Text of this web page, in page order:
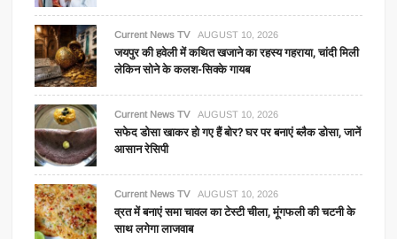
Current News TV AUGUST 10, 2026
जयपुर की हवेली में कथित खजाने का रहस्य गहराया, चांदी मिली
लेकिन सोने के कलश-सिक्के गायब
Current News TV AUGUST 10, 2026
सफेद डोसा खाकर हो गए हैं बोर? घर पर बनाएं ब्लैक डोसा, जानें
आसान रेसिपी
Current News TV AUGUST 10, 2026
व्रत में बनाएं समा चावल का टेस्टी चीला, मूंगफली की चटनी के
साथ लगेगा लाजवाब